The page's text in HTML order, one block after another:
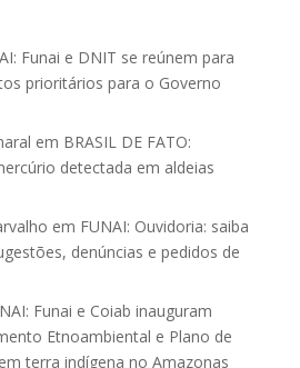
Funai e DNIT se reúnem para
prioritários para o Governo
em BRASIL DE FATO:
detectada em aldeias
em FUNAI: Ouvidoria: saiba
denúncias e pedidos de
Funai e Coiab inauguram
Etnoambiental e Plano de
terra indígena no Amazonas